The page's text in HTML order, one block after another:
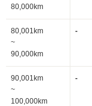
80,000km
80,001km
~
90,000km
-
90,001km
~
100,000km
-